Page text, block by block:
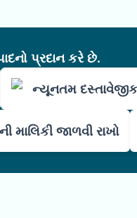
પ્રદાન કરે છે.
ન્યૂનતમ
માલિકી જાળવી રાખો